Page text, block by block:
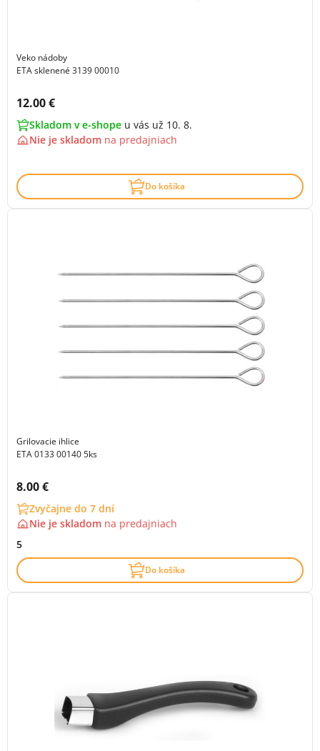
Veko nádoby
ETA sklenené 3139 00010
Cena s DPH:
12.00 €
Skladom v e-shope u vás už 10. 8.
Nie je skladom na predajniach
Do košíka
Grilovacie ihlice
ETA 0133 00140 5ks
Cena s DPH:
8.00 €
Zvyčajne do 7 dní
Nie je skladom na predajniach
5
Do košíka